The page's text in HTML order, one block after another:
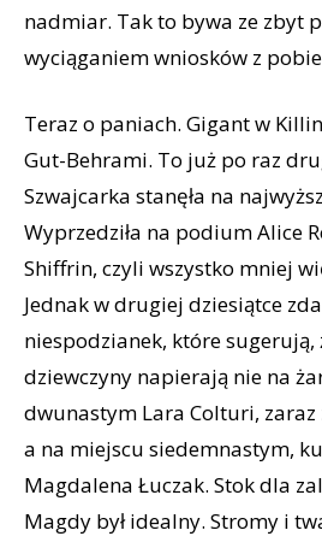
nadmiar. Tak to bywa ze zbyt
wyciąganiem wniosków z
Teraz o paniach. Gigant w
Gut-Behrami. To już po raz
Szwajcarka stanęła na
Wyprzedziła na podium Alice
Shiffrin, czyli wszystko mniej
Jednak w drugiej dziesiątce
niespodzianek, które sugerują,
dziewczyny napierają nie na
dwunastym Lara Colturi,
a na miejscu siedemnastym,
Magdalena Łuczak. Stok dla
Magdy był idealny. Stromy i